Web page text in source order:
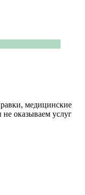
медицинские
оказываем услуг